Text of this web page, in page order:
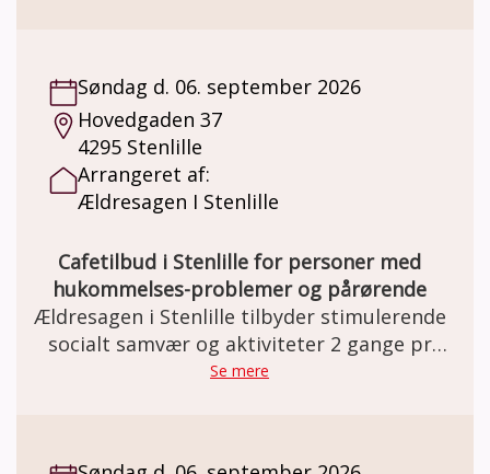
Søndag d. 06. september 2026
Hovedgaden 37
4295 Stenlille
Arrangeret af:
Ældresagen I Stenlille
Cafetilbud i Stenlille for personer med
hukommelses-problemer og pårørende
Ældresagen i Stenlille tilbyder stimulerende
socialt samvær og aktiviteter 2 gange pr
måned.
Se mere